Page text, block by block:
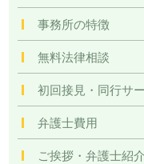
事務所の特徴
無料法律相談
初回接見・同行サ
弁護士費用
ご挨拶・弁護士紹介